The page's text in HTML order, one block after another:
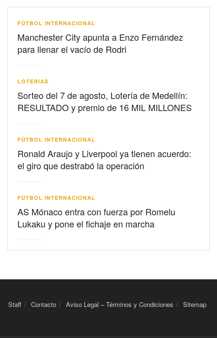
FÚTBOL INTERNACIONAL
Manchester City apunta a Enzo Fernández
para llenar el vacío de Rodri
LOTERIAS
Sorteo del 7 de agosto, Lotería de Medellín:
RESULTADO y premio de 16 MIL MILLONES
FÚTBOL INTERNACIONAL
Ronald Araujo y Liverpool ya tienen acuerdo:
el giro que destrabó la operación
FÚTBOL INTERNACIONAL
AS Mónaco entra con fuerza por Romelu
Lukaku y pone el fichaje en marcha
Staff Contacto Aviso Legal – Términos y Condiciones Sitemap